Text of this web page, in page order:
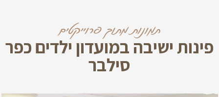
תמונות מתוך פרוייקטים
פינות ישיבה במועדון ילדים כפר
סילבר